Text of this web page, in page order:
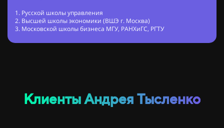
1. Русской школы управления
2. Высшей школы экономики (ВШЭ г. Москва)
3. Московской школы бизнеса МГУ, РАНХиГС, РГТУ
Клиенты Андрея Тысленко